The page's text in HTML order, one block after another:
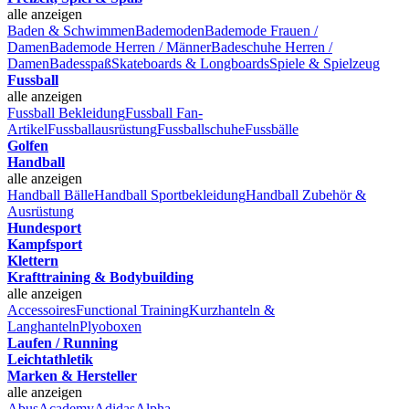
alle anzeigen
Baden & SchwimmenBademodenBademode Frauen /
DamenBademode Herren / MännerBadeschuhe Herren /
DamenBadesspaßSkateboards & LongboardsSpiele & Spielzeug
Fussball
alle anzeigen
Fussball BekleidungFussball Fan-
ArtikelFussballausrüstungFussballschuheFussbälle
Golfen
Handball
alle anzeigen
Handball BälleHandball SportbekleidungHandball Zubehör &
Ausrüstung
Hundesport
Kampfsport
Klettern
Krafttraining & Bodybuilding
alle anzeigen
AccessoiresFunctional TrainingKurzhanteln &
LanghantelnPlyoboxen
Laufen / Running
Leichtathletik
Marken & Hersteller
alle anzeigen